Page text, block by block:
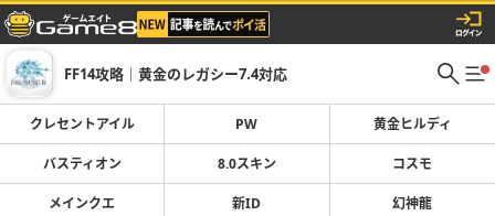
FF14攻略｜黄金のレガシー7.4対応
クレセントアイル PW 黄金ヒルディ
バスティオン 8.0スキン コスモ
メインクエ 新ID 幻神龍